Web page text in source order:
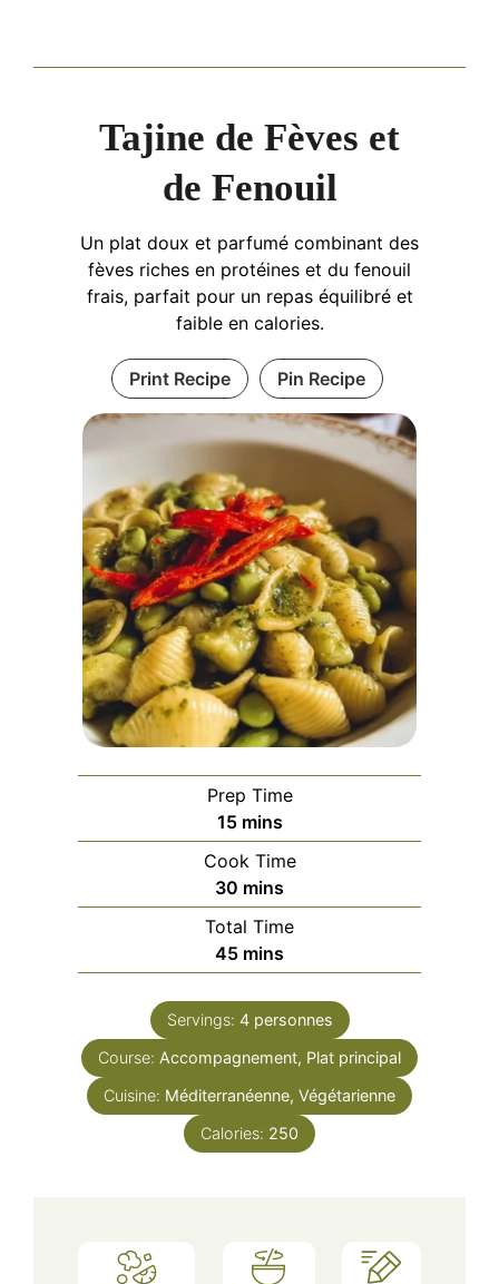
Tajine de Fèves et
de Fenouil
Un plat doux et parfumé combinant des
fèves riches en protéines et du fenouil
frais, parfait pour un repas équilibré et
faible en calories.
Print Recipe Pin Recipe
Prep Time
15minutes
mins
Cook Time
30 minutes
mins
Total Time
45minutes
mins
Servings: 4 personnes
Course: Accompagnement, Plat principal
Cuisine: Méditerranéenne, Végétarienne
Calories: 250